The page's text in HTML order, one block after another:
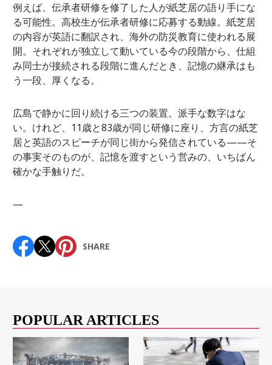
例えば、伝承者研修を修了した人が紙芝居の語り手にな
る可能性。高校生が伝承者研修に応募する動線。紙芝居
の内容が英語に翻訳され、海外の防災教育に使われる展
開。それぞれが独立して動いている今の段階から、仕組
み同士が接続される段階に進んだとき、記憶の継承はも
う一段、厚くなる。
広島で静かに回り続ける三つの装置。派手な数字はな
い。けれど、11歳と83歳が同じ研修に座り、方言の紙芝
居と英語のスピーチが同じ街から発信されている——そ
の事実そのものが、記憶を渡すという営みの、いちばん
確かな手触りだ。
—
SHARE
POPULAR ARTICLES